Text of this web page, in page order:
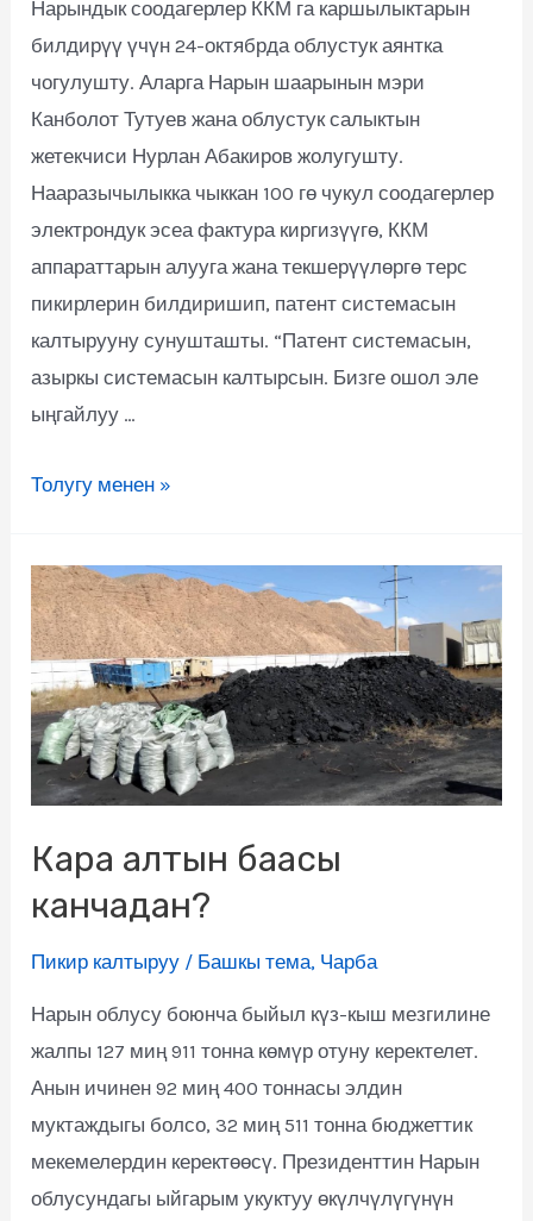
Нарындык соодагерлер ККМ га каршылыктарын
билдирүү үчүн 24-октябрда облустук аянтка
чогулушту. Аларга Нарын шаарынын мэри
Канболот Тутуев жана облустук салыктын
жетекчиси Нурлан Абакиров жолугушту.
Нааразычылыкка чыккан 100 гө чукул соодагерлер
электрондук эсеа фактура киргизүүгө, ККМ
аппараттарын алууга жана текшерүүлөргө терс
пикирлерин билдиришип, патент системасын
калтырууну сунушташты. “Патент системасын,
азыркы системасын калтырсын. Бизге ошол эле
ыңгайлуу …
Толугу менен »
Кара алтын баасы
канчадан?
Пикир калтыруу / Башкы тема, Чарба
Нарын облусу боюнча быйыл күз-кыш мезгилине
жалпы 127 миң 911 тонна көмүр отуну керектелет.
Анын ичинен 92 миң 400 тоннасы элдин
муктаждыгы болсо, 32 миң 511 тонна бюджеттик
мекемелердин керектөөсү. Президенттин Нарын
облусундагы ыйгарым укуктуу өкүлчүлүгүнүн